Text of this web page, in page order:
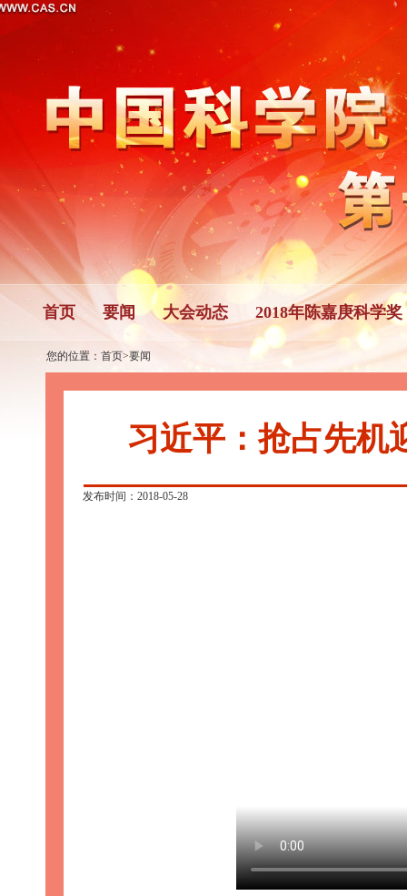
首页 要闻 大会动态 2018年陈嘉庚科学奖
您的位置： 首页>要闻
习近平：抢占先机
发布时间：2018-05-28